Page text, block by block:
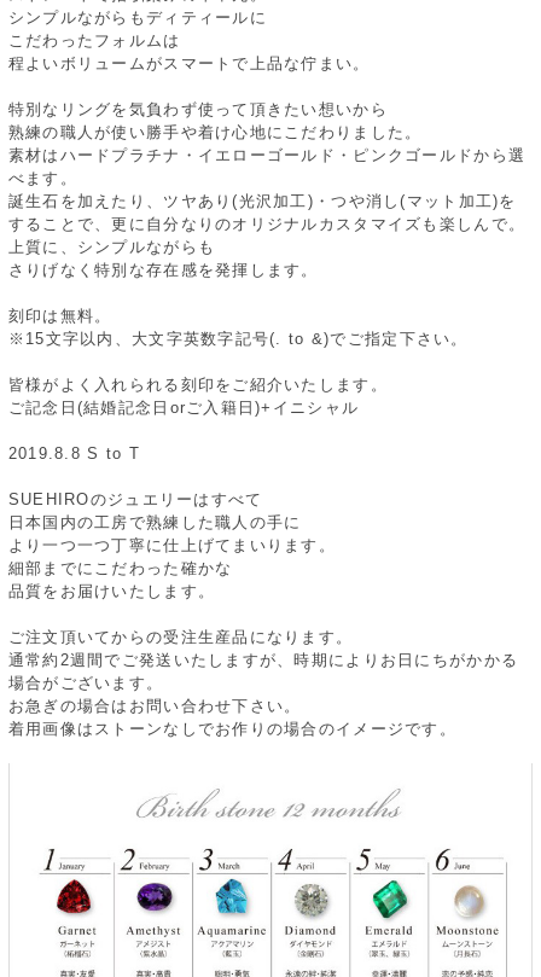
シンプルながらもディティールに
こだわったフォルムは
程よいボリュームがスマートで上品な佇まい。
特別なリングを気負わず使って頂きたい想いから
熟練の職人が使い勝手や着け心地にこだわりました。
素材はハードプラチナ・イエローゴールド・ピンクゴールドから選
べます。
誕生石を加えたり、ツヤあり(光沢加工)・つや消し(マット加工)を
することで、更に自分なりのオリジナルカスタマイズも楽しんで。
上質に、シンプルながらも
さりげなく特別な存在感を発揮します。
刻印は無料。
※15文字以内、大文字英数字記号(. to &)でご指定下さい。
皆様がよく入れられる刻印をご紹介いたします。
ご記念日(結婚記念日orご入籍日)+イニシャル
2019.8.8 S to T
SUEHIROのジュエリーはすべて
日本国内の工房で熟練した職人の手に
より一つ一つ丁寧に仕上げてまいります。
細部までにこだわった確かな
品質をお届けいたします。
ご注文頂いてからの受注生産品になります。
通常約2週間でご発送いたしますが、時期によりお日にちがかかる
場合がございます。
お急ぎの場合はお問い合わせ下さい。
着用画像はストーンなしでお作りの場合のイメージです。